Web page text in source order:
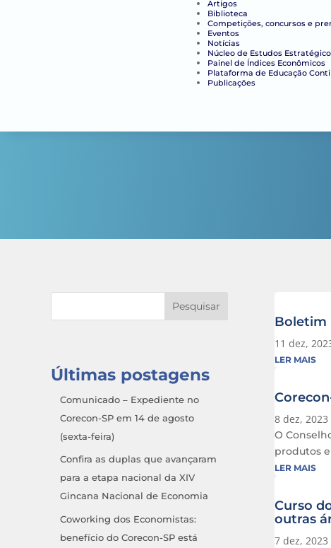
Artigos
Biblioteca
Competições, concursos e
Eventos
Notícias
Núcleo de Estudos
Painel de Índices Econômicos
Plataforma de Educação
Publicações
Pesquisar
Últimas postagens
Comunicado – Expediente no
Corecon-SP em 14 de agosto
(sexta-feira)
Confira as duplas que avançaram
para a etapa nacional da XIV
Gincana Nacional de Economia
Coworking dos Economistas:
benefício do Corecon-SP está
Boletim
11 dez,
LER MAIS
8 dez, 2023
O
produtos
LER MAIS
Curso
outras
7 dez, 2023